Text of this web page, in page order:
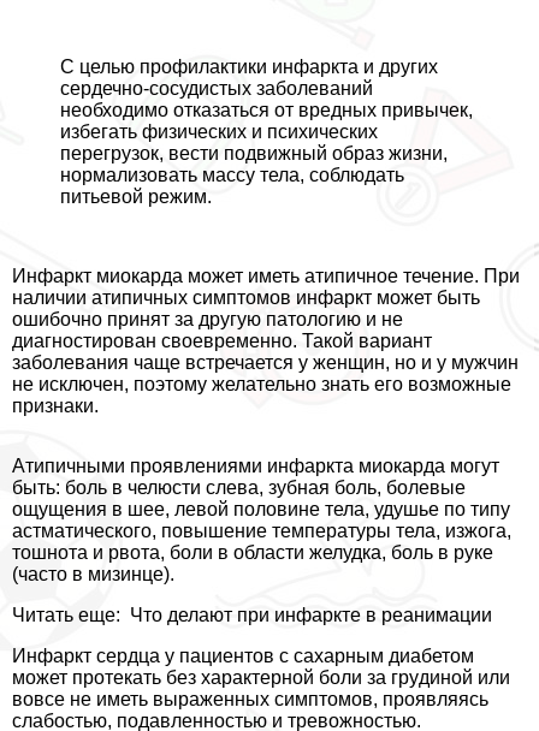
С целью профилактики инфаркта и других
сердечно-сосудистых заболеваний
необходимо отказаться от вредных привычек,
избегать физических и психических
перегрузок, вести подвижный образ жизни,
нормализовать массу тела, соблюдать
питьевой режим.
Инфаркт миокарда может иметь атипичное течение. При
наличии атипичных симптомов инфаркт может быть
ошибочно принят за другую патологию и не
диагностирован своевременно. Такой вариант
заболевания чаще встречается у женщин, но и у мужчин
не исключен, поэтому желательно знать его возможные
признаки.
Атипичными проявлениями инфаркта миокарда могут
быть: боль в челюсти слева, зубная боль, болевые
ощущения в шее, левой половине тела, удушье по типу
астматического, повышение температуры тела, изжога,
тошнота и рвота, боли в области желудка, боль в руке
(часто в мизинце).
Читать еще: Что делают при инфаркте в реанимации
Инфаркт сердца у пациентов с сахарным диабетом
может протекать без хаpaктерной боли за гpyдиной или
вовсе не иметь выраженных симптомов, проявляясь
слабостью, подавленностью и тревожностью.